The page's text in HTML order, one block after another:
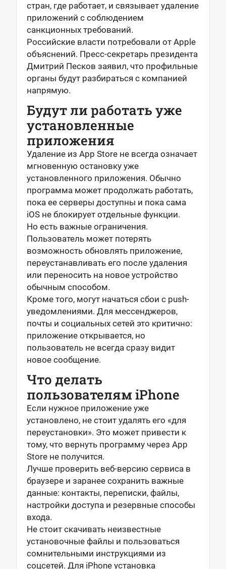
стран, где работает, и связывает удаление
приложений с соблюдением
санкционных требований.
Российские власти потребовали от Apple
объяснений. Пресс-секретарь президента
Дмитрий Песков заявил, что профильные
органы будут разбираться с компанией
напрямую.
Будут ли работать уже
установленные
приложения
Удаление из App Store не всегда означает
мгновенную остановку уже
установленного приложения. Обычно
программа может продолжать работать,
пока ее серверы доступны и пока сама
iOS не блокирует отдельные функции.
Но есть важные ограничения.
Пользователь может потерять
возможность обновлять приложение,
переустанавливать его после удаления
или переносить на новое устройство
обычным способом.
Кроме того, могут начаться сбои с push-
уведомлениями. Для мессенджеров,
почты и социальных сетей это критично:
приложение открывается, но
пользователь не всегда сразу видит
новое сообщение.
Что делать
пользователям iPhone
Если нужное приложение уже
установлено, не стоит удалять его «для
переустановки». Это может привести к
тому, что вернуть программу через App
Store не получится.
Лучше проверить веб-версию сервиса в
браузере и заранее сохранить важные
данные: контакты, переписки, файлы,
настройки доступа и резервные способы
входа.
Не стоит скачивать неизвестные
установочные файлы и пользоваться
сомнительными инструкциями из
соцсетей. Для iPhone установка